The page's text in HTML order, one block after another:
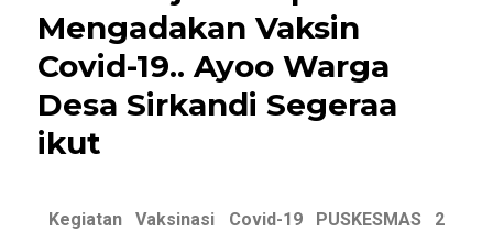
Mengadakan Vaksin
Covid-19.. Ayoo Warga
Desa Sirkandi Segeraa
ikut
Kegiatan Vaksinasi Covid-19 PUSKESMAS 2